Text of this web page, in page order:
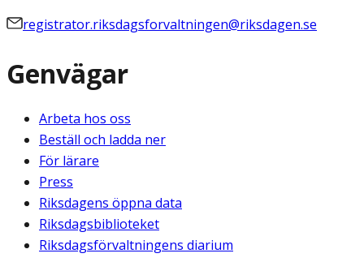
registrator.riksdagsforvaltningen@riksdagen.se
Genvägar
Arbeta hos oss
Beställ och ladda ner
För lärare
Press
Riksdagens öppna data
Riksdagsbiblioteket
Riksdagsförvaltningens diarium